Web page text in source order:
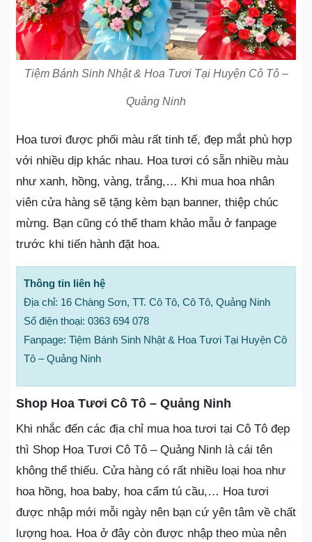
Tiệm Bánh Sinh Nhật & Hoa Tươi Tại Huyện Cô Tô –
Quảng Ninh
Hoa tươi được phối màu rất tinh tế, đẹp mắt phù hợp
với nhiều dịp khác nhau. Hoa tươi có sẵn nhiều màu
như xanh, hồng, vàng, trắng,… Khi mua hoa nhân
viên cửa hàng sẽ tặng kèm bạn banner, thiệp chúc
mừng. Bạn cũng có thể tham khảo mẫu ở fanpage
trước khi tiến hành đặt hoa.
Thông tin liên hệ
Địa chỉ: 16 Chàng Sơn, TT. Cô Tô, Cô Tô, Quảng Ninh
Số điện thoại: 0363 694 078
Fanpage: Tiệm Bánh Sinh Nhật & Hoa Tươi Tại Huyện Cô
Tô – Quảng Ninh
Shop Hoa Tươi Cô Tô – Quảng Ninh
Khi nhắc đến các địa chỉ mua hoa tươi tại Cô Tô đẹp
thì Shop Hoa Tươi Cô Tô – Quảng Ninh là cái tên
không thể thiếu. Cửa hàng có rất nhiều loại hoa như
hoa hồng, hoa baby, hoa cẩm tú cầu,… Hoa tươi
được nhập mới mỗi ngày nên bạn cứ yên tâm về chất
lượng hoa. Hoa ở đây còn được nhập theo mùa nên